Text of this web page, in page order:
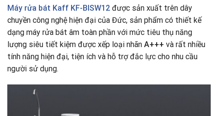
Máy rửa bát Kaff KF-BISW12 được sản xuất trên dây
chuyền công nghệ hiện đại của Đức, sản phẩm có thiết kế
dạng máy rửa bát âm toàn phần với mức tiêu thụ năng
lượng siêu tiết kiệm được xếp loại nhãn A+++ và rất nhiều
tính năng hiện đại, tiện ích và hỗ trợ đắc lực cho nhu cầu
người sử dụng.